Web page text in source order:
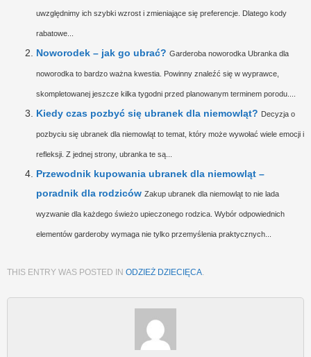
uwzględnimy ich szybki wzrost i zmieniające się preferencje. Dlatego kody
rabatowe...
Noworodek – jak go ubrać? Garderoba noworodka Ubranka dla
noworodka to bardzo ważna kwestia. Powinny znaleźć się w wyprawce,
skompletowanej jeszcze kilka tygodni przed planowanym terminem porodu....
Kiedy czas pozbyć się ubranek dla niemowląt? Decyzja o
pozbyciu się ubranek dla niemowląt to temat, który może wywołać wiele emocji i
refleksji. Z jednej strony, ubranka te są...
Przewodnik kupowania ubranek dla niemowląt –
poradnik dla rodziców Zakup ubranek dla niemowląt to nie lada
wyzwanie dla każdego świeżo upieczonego rodzica. Wybór odpowiednich
elementów garderoby wymaga nie tylko przemyślenia praktycznych...
THIS ENTRY WAS POSTED IN ODZIEŻ DZIECIĘCA.